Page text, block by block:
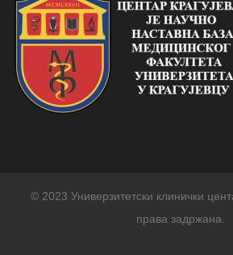
© 2023 Универзитетски клинички
права задржана.